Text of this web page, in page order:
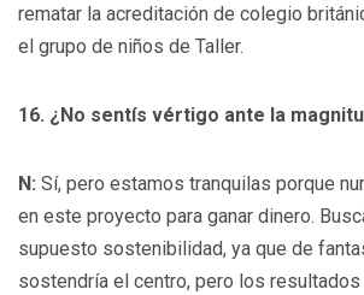
rematar la acreditación de colegio
el grupo de niños de Taller.
16. ¿No sentís vértigo ante la
N: Sí, pero estamos tranquilas porque
en este proyecto para ganar dinero.
supuesto sostenibilidad, ya que de
sostendría el centro, pero los